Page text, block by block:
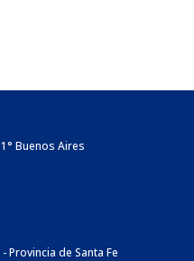
Buenos Aires
Provincia de Santa Fe